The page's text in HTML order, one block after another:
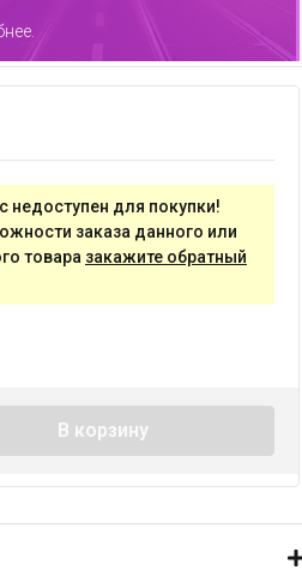
недоступен для покупки!
заказа данного или
товара закажите обратный
В корзину